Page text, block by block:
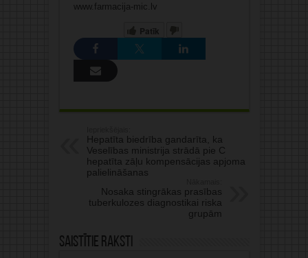
www.farmacija-mic.lv
Patīk
Hepatīta biedrība gandarīta, ka
Veselības ministrija strādā pie C
hepatīta zāļu kompensācijas apjoma
palielināšanas
Nosaka stingrākas prasības
tuberkulozes diagnostikai riska
grupām
Saistītie raksti